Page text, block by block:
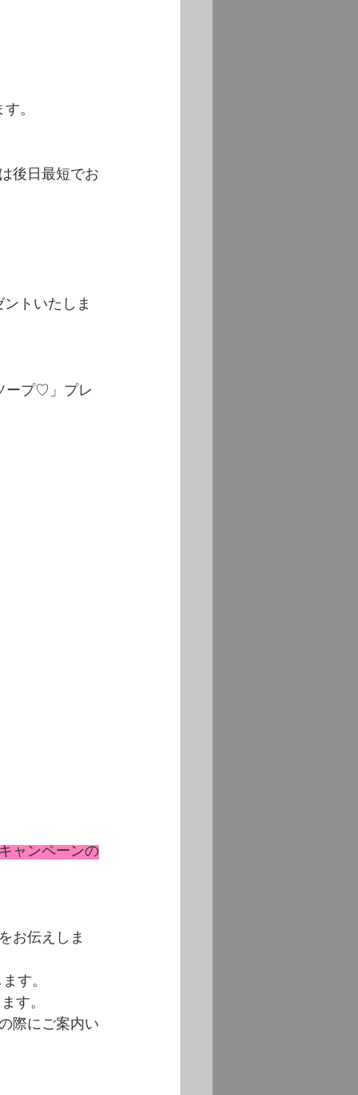
。
後日最短でお
トいたしま
ープ♡」プレ
ャンペーンの
お伝えしま
す。
す。
際にご案内い